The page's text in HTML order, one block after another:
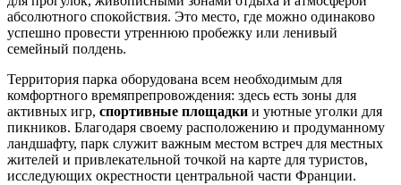
абсолютного спокойствия. Это место, где можно одинаково
успешно провести утреннюю пробежку или ленивый
семейный полдень.
Территория парка оборудована всем необходимым для
комфортного времяпрепровождения: здесь есть зоны для
активных игр, спортивные площадки и уютные уголки для
пикников. Благодаря своему расположению и продуманному
ландшафту, парк служит важным местом встреч для местных
жителей и привлекательной точкой на карте для туристов,
исследующих окрестности центральной части Франции.